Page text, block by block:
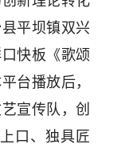
平坝镇双兴
快板《歌颂
台播放后，
宣传队，创
口、独具匠